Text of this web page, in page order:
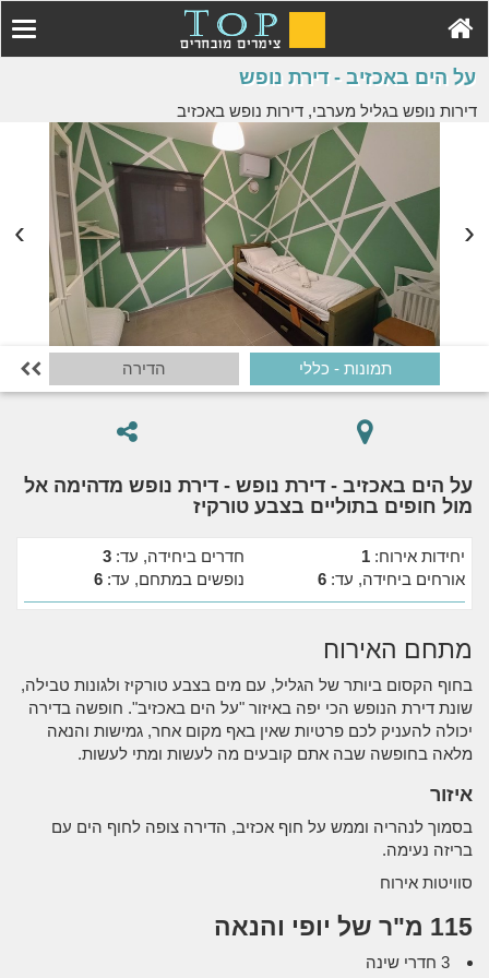
על הים באכזיב - דירת נופש
דירות נופש בגליל מערבי, דירות נופש באכזיב
תמונות - כללי הדירה 
על הים באכזיב - דירת נופש - דירת נופש מדהימה אל
מול חופים בתוליים בצבע טורקיז
יחידות אירוח: 1 חדרים ביחידה, עד: 3
אורחים ביחידה, עד: 6 נופשים במתחם, עד: 6
מתחם האירוח
בחוף הקסום ביותר של הגליל, עם מים בצבע טורקיז ולגונות טבילה,
שונת דירת הנופש הכי יפה באיזור "על הים באכזיב". חופשה בדירה
יכולה להעניק לכם פרטיות שאין באף מקום אחר, גמישות והנאה
מלאה בחופשה שבה אתם קובעים מה לעשות ומתי לעשות.
איזור
בסמוך לנהריה וממש על חוף אכזיב, הדירה צופה לחוף הים עם
בריזה נעימה.
סוויטות אירוח
115 מ"ר של יופי והנאה
3 חדרי שינה